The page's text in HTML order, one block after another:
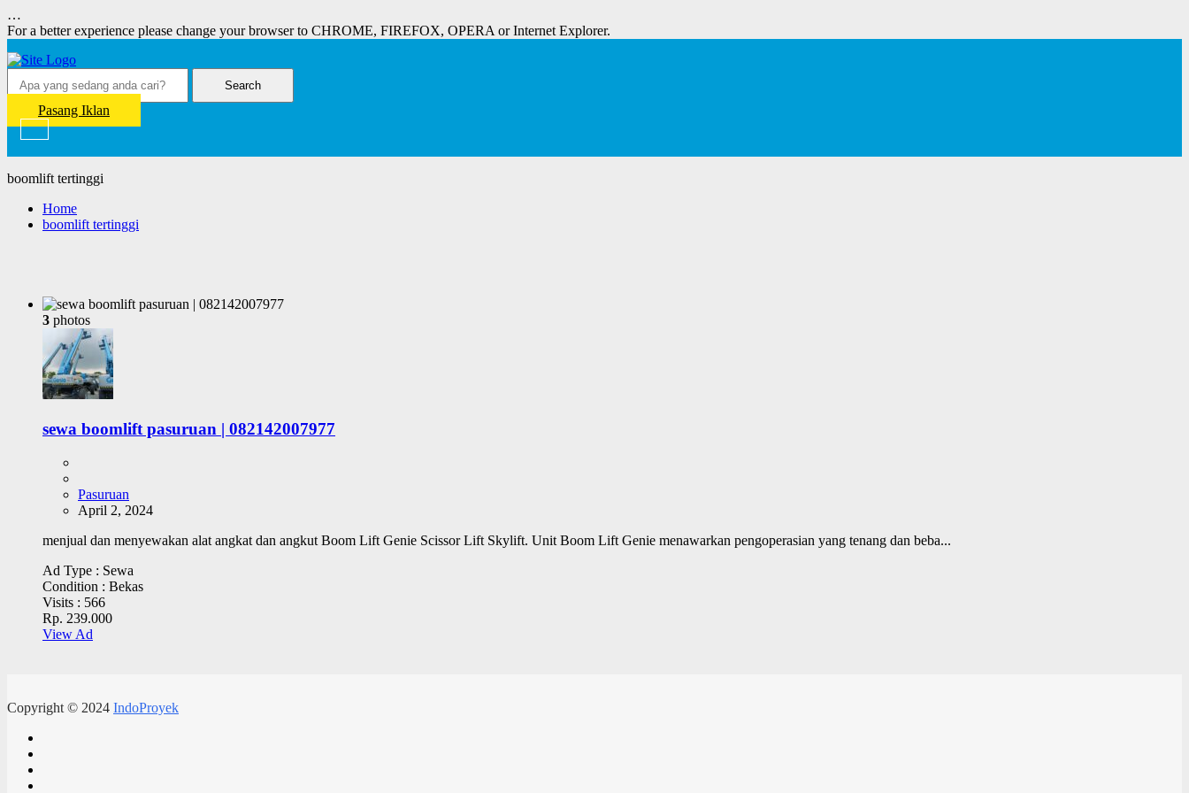
…
For a better experience please change your browser to CHROME, FIREFOX, OPERA or Internet Explorer.
Search
Pasang Iklan
boomlift tertinggi
Home
boomlift tertinggi
3 photos
sewa boomlift pasuruan | 082142007977
Pasuruan
April 2, 2024
menjual dan menyewakan alat angkat dan angkut Boom Lift Genie Scissor Lift Skylift. Unit Boom Lift Genie menawarkan pengoperasian yang tenang dan beba...
Ad Type : Sewa
Condition : Bekas
Visits : 566
Rp. 239.000
View Ad
Copyright © 2024 IndoProyek